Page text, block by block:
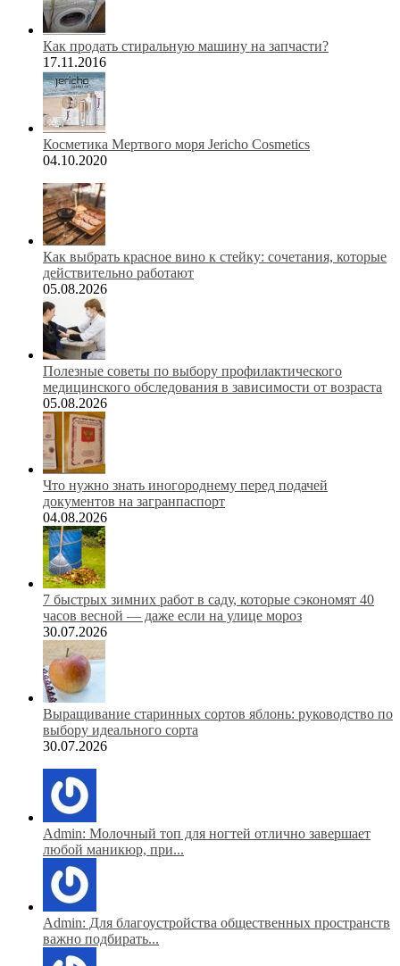
Как продать стиральную машину на запчасти?
17.11.2016
Косметика Мертвого моря Jericho Cosmetics
04.10.2020
Как выбрать красное вино к стейку: сочетания, которые
действительно работают
05.08.2026
Полезные советы по выбору профилактического
медицинского обследования в зависимости от возраста
05.08.2026
Что нужно знать иногороднему перед подачей
документов на загранпаспорт
04.08.2026
7 быстрых зимних работ в саду, которые сэкономят 40
часов весной — даже если на улице мороз
30.07.2026
Выращивание старинных сортов яблонь: руководство по
выбору идеального сорта
30.07.2026
Admin: Молочный топ для ногтей отлично завершает
любой маникюр, при...
Admin: Для благоустройства общественных пространств
важно подбирать...